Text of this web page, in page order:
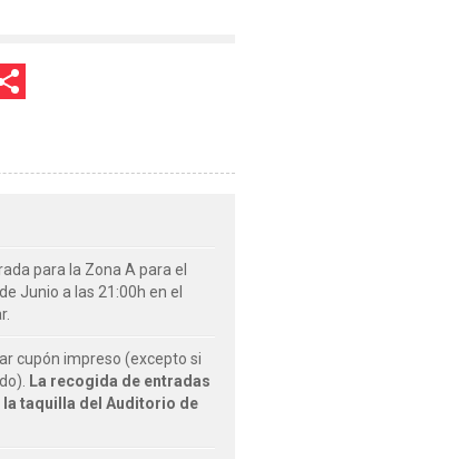
para la Zona A para el
Junio a las 21:00h en el
cupón impreso (excepto si
La recogida de entradas
taquilla del Auditorio de